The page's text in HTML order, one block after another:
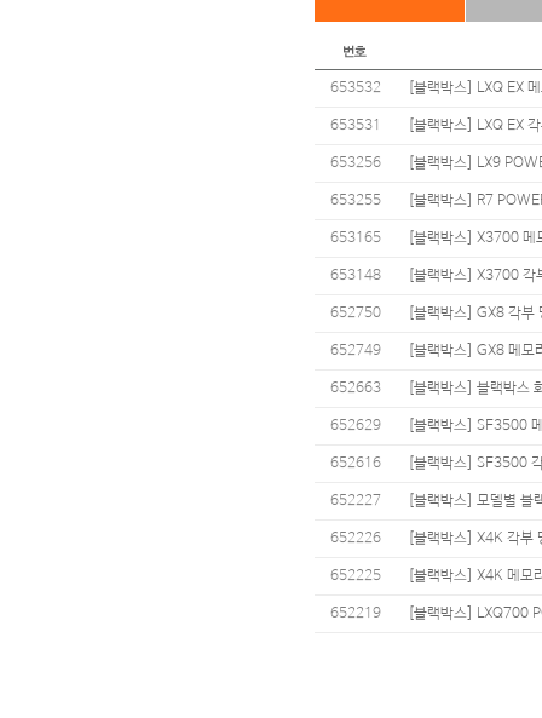
653532 [블랙박스] LXQ EX
653531 [블랙박스] LXQ EX
653256 [블랙박스] LX9
653255 [블랙박스] R7
653165 [블랙박스] X3700 메
653148 [블랙박스] X3700 각
652750 [블랙박스] GX8 각부
652749 [블랙박스] GX8 메모
652663 [블랙박스] 블랙박스
652629 [블랙박스] SF3500
652616 [블랙박스] SF3500
652227 [블랙박스] 모델별 블
652226 [블랙박스] X4K 각부
652225 [블랙박스] X4K 메모
652219 [블랙박스] LXQ700